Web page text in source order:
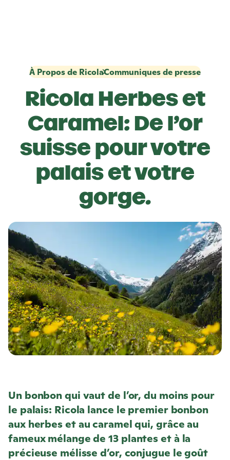
Ricola Herbes et
Caramel: De l’or
suisse pour votre
palais et votre
gorge.
À Propos de RicolaCommuniques de presse
Un bonbon qui vaut de l’or, du moins pour
le palais: Ricola lance le premier bonbon
aux herbes et au caramel qui, grâce au
fameux mélange de 13 plantes et à la
précieuse mélisse d’or, conjugue le goût